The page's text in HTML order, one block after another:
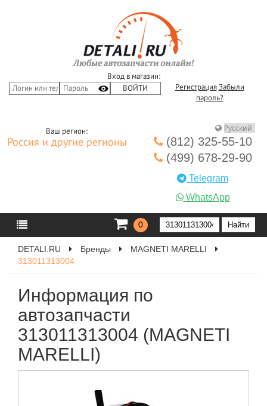
Вход в магазин:
Регистрация Забыли
пароль?
Ваш регион:
Россия и другие регионы
(812) 325-55-10
(499) 678-29-90
Telegram
WhatsApp
0
DETALI.RU Бренды
MAGNETI MARELLI
313011313004
Информация по
автозапчасти
313011313004 (MAGNETI
MARELLI)